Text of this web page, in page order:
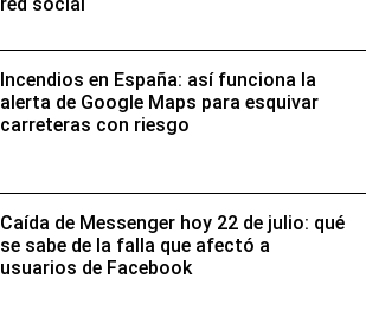
Incendios en España: así funciona la
alerta de Google Maps para esquivar
carreteras con riesgo
Caída de Messenger hoy 22 de julio: qué
se sabe de la falla que afectó a
usuarios de Facebook